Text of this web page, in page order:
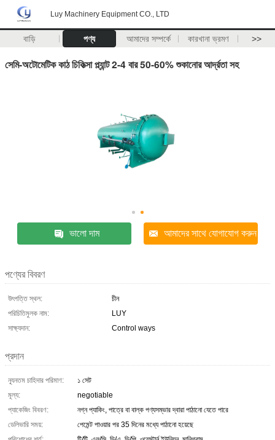
Luy Machinery Equipment CO., LTD
বাড়ি পণ্য আমাদের সম্পর্কে কারখানা ভ্রমণ >>
সেমি-অটোমেটিক কাঠ চিকিত্সা প্ল্যান্ট 2-4 বার 50-60% শুকানোর আর্দ্রতা সহ
ভালো দাম আমাদের সাথে যোগাযোগ করুন
পণ্যের বিবরণ
উৎপত্তি স্থল:
চীন
পরিচিতিমুলক নাম:
LUY
সাক্ষ্যদান:
Control ways
প্রদান
ন্যূনতম চাহিদার পরিমাণ:
১ সেট
মূল্য:
negotiable
প্যাকেজিং বিবরণ:
নগ্ন প্যাকিং, পাত্রে বা বাল্ক পণ্যসম্ভার দ্বারা পাঠানো যেতে পারে
ডেলিভারি সময়:
পেমেন্ট পাওয়ার পর 35 দিনের মধ্যে পাঠানো হয়েছে